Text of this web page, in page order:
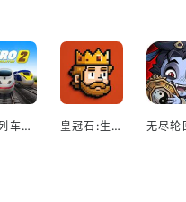
欧洲列车模拟2 皇冠石:生存